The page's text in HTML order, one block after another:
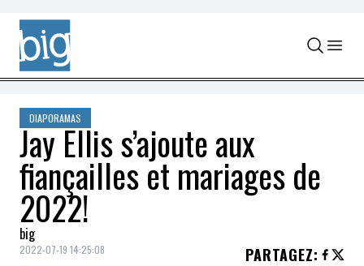
Skip to content
DIAPORAMAS
Jay Ellis s’ajoute aux
fiançailles et mariages de
2022!
big
2022-07-19 14:25:08 PARTAGEZ: